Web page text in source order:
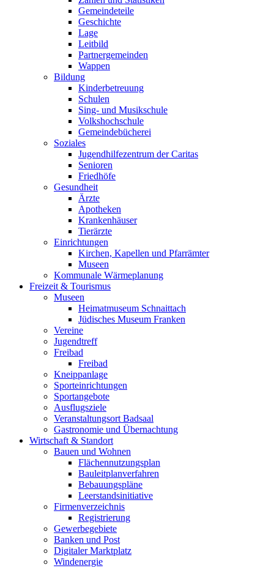
Gemeindeteile
Geschichte
Lage
Leitbild
Partnergemeinden
Wappen
Bildung
Kinderbetreuung
Schulen
Sing- und Musikschule
Volkshochschule
Gemeindebücherei
Soziales
Jugendhilfezentrum der Caritas
Senioren
Friedhöfe
Gesundheit
Ärzte
Apotheken
Krankenhäuser
Tierärzte
Einrichtungen
Kirchen, Kapellen und Pfarrämter
Museen
Kommunale Wärmeplanung
Freizeit & Tourismus
Museen
Heimatmuseum Schnaittach
Jüdisches Museum Franken
Vereine
Jugendtreff
Freibad
Freibad
Kneippanlage
Sporteinrichtungen
Sportangebote
Ausflugsziele
Veranstaltungsort Badsaal
Gastronomie und Übernachtung
Wirtschaft & Standort
Bauen und Wohnen
Flächennutzungsplan
Bauleitplanverfahren
Bebauungspläne
Leerstandsinitiative
Firmenverzeichnis
Registrierung
Gewerbegebiete
Banken und Post
Digitaler Marktplatz
Windenergie